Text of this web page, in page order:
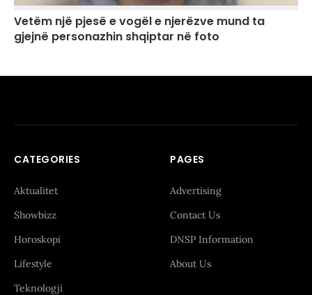
Vetëm një pjesë e vogël e njerëzve mund ta
gjejnë personazhin shqiptar në foto
CATEGORIES
Aktualitet
Showbizz
Horoskopi
Lifestyle
Teknologji
PAGES
Advertising
Contact Us
DNSP Information
About Us